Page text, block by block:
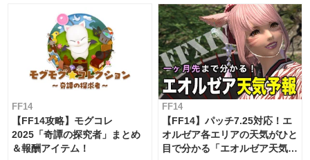
FF14
【FF14攻略】モグコレ
2025「奇譚の探究者」まとめ
＆報酬アイテム！
FF14
【FF14】パッチ7.25対応！エ
オルゼア各エリアの天気がひと
目で分かる「エオルゼア天気予